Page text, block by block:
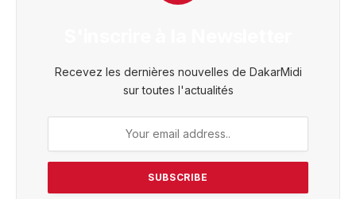
Recevez les dernières nouvelles de DakarMidi
sur toutes l'actualités